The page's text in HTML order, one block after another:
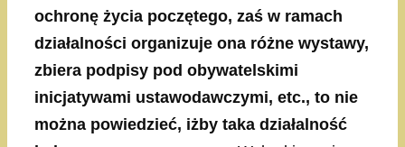
ochronę życia poczętego, zaś w ramach
działalności organizuje ona różne wystawy,
zbiera podpisy pod obywatelskimi
inicjatywami ustawodawczymi, etc., to nie
można powiedzieć, iżby taka działalność